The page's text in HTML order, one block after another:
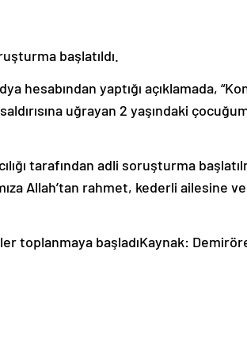
başlatıldı.
hesabından yaptığı açıklamada,
uğrayan 2 yaşındaki
tarafından adli soruşturma
Allah’tan rahmet, kederli ailesine ve
toplanmaya başladıKaynak: